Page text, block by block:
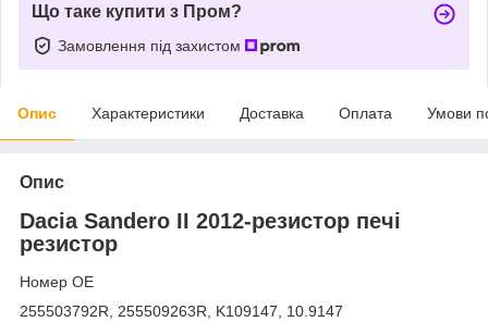
Що таке купити з Пром?
Замовлення під захистом
Опис Характеристики Доставка Оплата Умови
Опис
Dacia Sandero II 2012-резистор печі
резистор
Номер OE
255503792R, 255509263R, K109147, 10.9147